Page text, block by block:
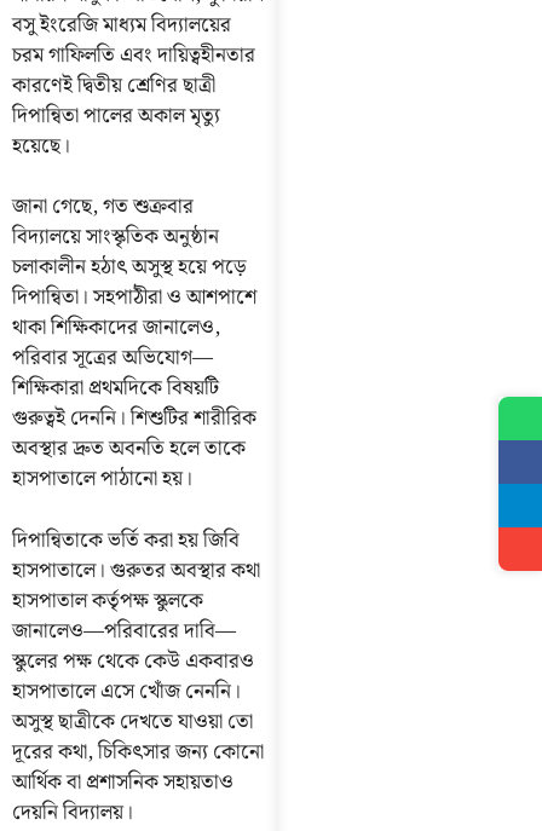
বসু ইংরেজি মাধ্যম বিদ্যালয়ের
চরম গাফিলতি এবং দায়িত্বহীনতার
কারণেই দ্বিতীয় শ্রেণির ছাত্রী
দিপান্বিতা পালের অকাল মৃত্যু
হয়েছে।
জানা গেছে, গত শুক্রবার
বিদ্যালয়ে সাংস্কৃতিক অনুষ্ঠান
চলাকালীন হঠাৎ অসুস্থ হয়ে পড়ে
দিপান্বিতা। সহপাঠীরা ও আশপাশে
থাকা শিক্ষিকাদের জানালেও,
পরিবার সূত্রের অভিযোগ—
শিক্ষিকারা প্রথমদিকে বিষয়টি
গুরুত্বই দেননি। শিশুটির শারীরিক
অবস্থার দ্রুত অবনতি হলে তাকে
হাসপাতালে পাঠানো হয়।
দিপান্বিতাকে ভর্তি করা হয় জিবি
হাসপাতালে। গুরুতর অবস্থার কথা
হাসপাতাল কর্তৃপক্ষ স্কুলকে
জানালেও—পরিবারের দাবি—
স্কুলের পক্ষ থেকে কেউ একবারও
হাসপাতালে এসে খোঁজ নেননি।
অসুস্থ ছাত্রীকে দেখতে যাওয়া তো
দূরের কথা, চিকিৎসার জন্য কোনো
আর্থিক বা প্রশাসনিক সহায়তাও
দেয়নি বিদ্যালয়।